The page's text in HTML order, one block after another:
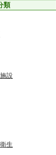
類
設
生